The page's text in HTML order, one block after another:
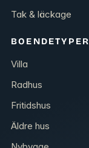
Tak & läckage
BOENDETYPER
Villa
Radhus
Fritidshus
Äldre hus